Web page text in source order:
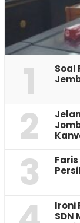
1
‎Soal
2
3
Ironi
SDN